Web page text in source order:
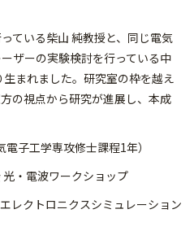
ている柴山 純教授と、同じ電気
ザーの実験検討を行っている中
まれました。研究室の枠を越え
の視点から研究が進展し、本成
子工学専攻修士課程1年）
・電波ワークショップ
トロニクスシミュレーション